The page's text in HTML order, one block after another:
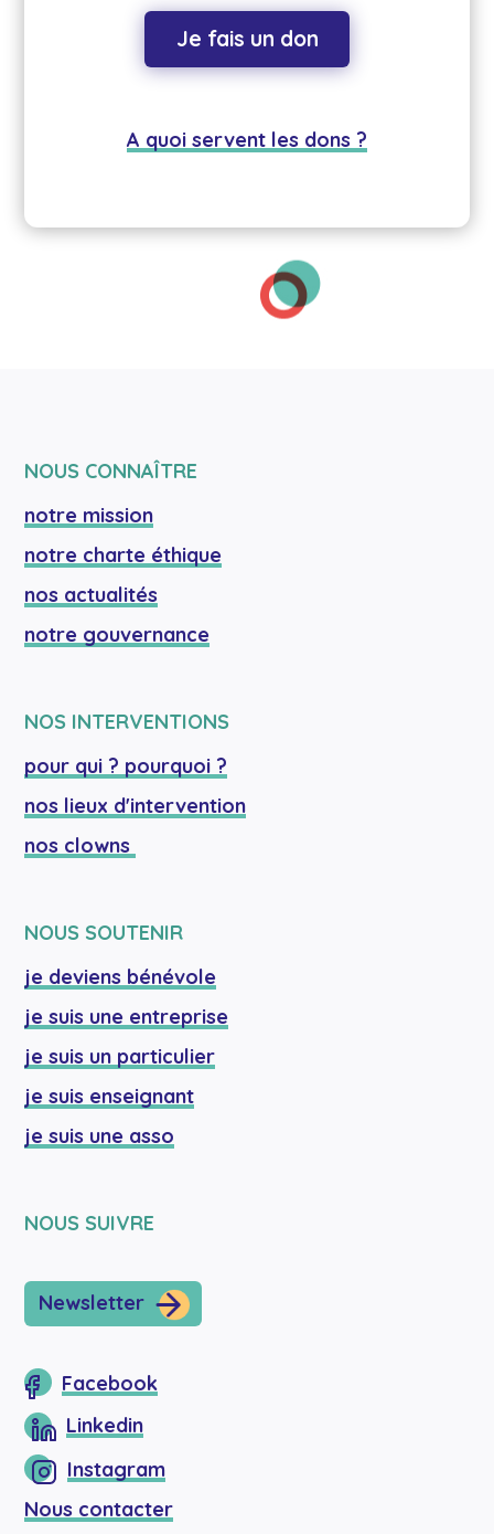
Je fais un don
A quoi servent les dons ?
NOUS CONNAÎTRE
notre mission
notre charte éthique
nos actualités
notre gouvernance
NOS INTERVENTIONS
pour qui ? pourquoi ?
nos lieux d'intervention
nos clowns
NOUS SOUTENIR
je deviens bénévole
je suis une entreprise
je suis un particulier
je suis enseignant
je suis une asso
NOUS SUIVRE
Newsletter
Facebook
Linkedin
Instagram
Nous contacter